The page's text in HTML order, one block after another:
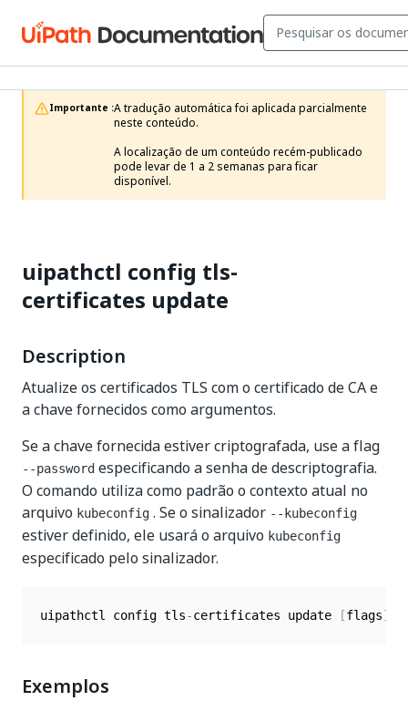
Importante :A tradução automática foi aplicada parcialmente
neste conteúdo.
A localização de um conteúdo recém-publicado
pode levar de 1 a 2 semanas para ficar
disponível.
uipathctl config tls-
certificates update
Description
Atualize os certificados TLS com o certificado de CA e
a chave fornecidos como argumentos.
Se a chave fornecida estiver criptografada, use a flag
--password especificando a senha de descriptografia.
O comando utiliza como padrão o contexto atual no
arquivo kubeconfig . Se o sinalizador --kubeconfig
estiver definido, ele usará o arquivo kubeconfig
especificado pelo sinalizador.
uipathctl config tls-certificates update [flags]
Exemplos